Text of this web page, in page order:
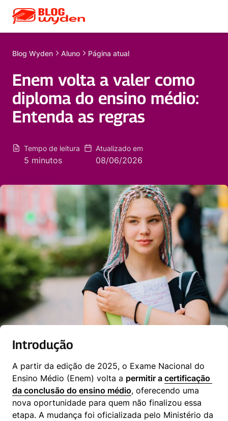
Blog Wyden Aluno Página atual
Enem volta a valer como
diploma do ensino médio:
Entenda as regras
Tempo de leitura
5 minutos
Atualizado em
08/06/2026
Introdução
A partir da edição de 2025, o Exame Nacional do
Ensino Médio (Enem) volta a permitir a certificação
da conclusão do ensino médio, oferecendo uma
nova oportunidade para quem não finalizou essa
etapa. A mudança foi oficializada pelo Ministério da